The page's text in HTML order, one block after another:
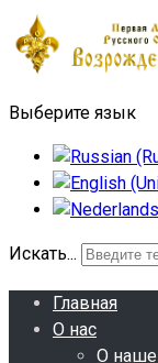
Выберите язык
Искать...
Главная
О нас
О